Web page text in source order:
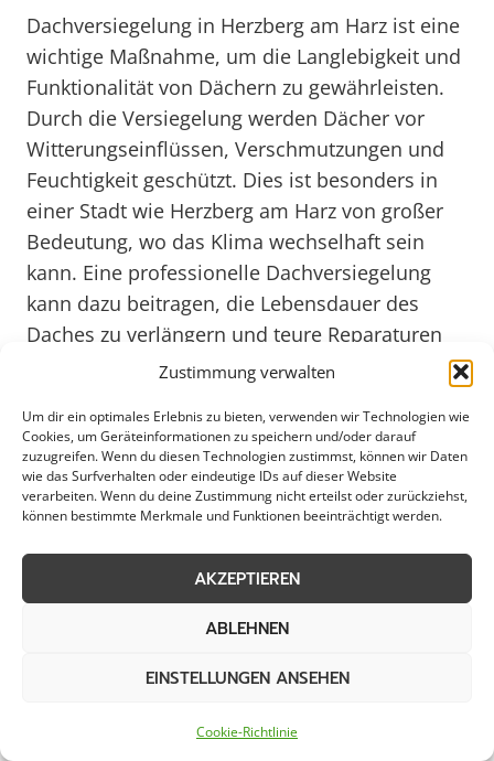
Zustimmung verwalten
Um dir ein optimales Erlebnis zu bieten, verwenden wir Technologien wie
Cookies, um Geräteinformationen zu speichern und/oder darauf
zuzugreifen. Wenn du diesen Technologien zustimmst, können wir Daten
wie das Surfverhalten oder eindeutige IDs auf dieser Website
verarbeiten. Wenn du deine Zustimmung nicht erteilst oder zurückziehst,
können bestimmte Merkmale und Funktionen beeinträchtigt werden.
AKZEPTIEREN
ABLEHNEN
EINSTELLUNGEN ANSEHEN
Cookie-Richtlinie
Dachversiegelung in Herzberg am Harz ist eine
wichtige Maßnahme, um die Langlebigkeit und
Funktionalität von Dächern zu gewährleisten.
Durch die Versiegelung werden Dächer vor
Witterungseinflüssen, Verschmutzungen und
Feuchtigkeit geschützt. Dies ist besonders in
einer Stadt wie Herzberg am Harz von großer
Bedeutung, wo das Klima wechselhaft sein
kann. Eine professionelle Dachversiegelung
kann dazu beitragen, die Lebensdauer des
Daches zu verlängern und teure Reparaturen
Die Bewohner von Herzberg am Harz
profitieren von einer hochwertigen
Dachversiegelung in vielerlei Hinsicht. Sie
schützt nicht nur das Dach vor Schäden,
sondern kann auch zur Energieeffizienz des
Gebäudes beitragen, indem sie die
Wärmedämmung verbessert. Darüber hinaus
Gesamtbild des Gebäudes positiv beeinflussen
auf das Jahr 2025 und die steigenden